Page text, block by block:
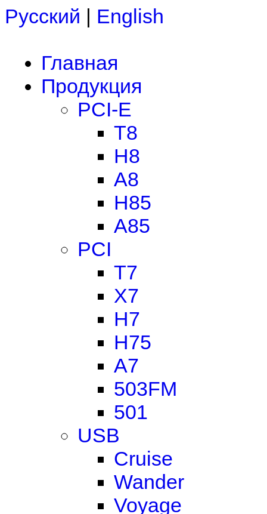
Русский | English
Главная
Продукция
PCI-E
T8
H8
A8
H85
A85
PCI
T7
X7
H7
H75
A7
503FM
501
USB
Cruise
Wander
Voyage